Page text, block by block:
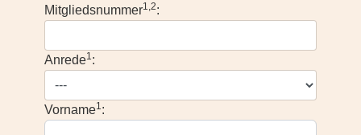
Mitgliedsnummer1,2:
Anrede1:
Vorname1: